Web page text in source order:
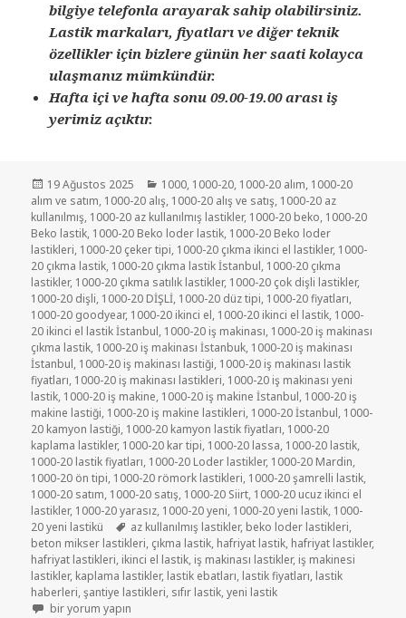
bilgiye telefonla arayarak sahip olabilirsiniz.
Lastik markaları, fiyatları ve diğer teknik
özellikler için bizlere günün her saati kolayca
ulaşmanız mümkündür.
Hafta içi ve hafta sonu 09.00-19.00 arası iş
yerimiz açıktır.
Yayın
tarihi
19 Ağustos 2025 Kategoriler
1000, 1000-20, 1000-20 alım, 1000-20
alım ve satım, 1000-20 alış, 1000-20 alış ve satış, 1000-20 az
kullanılmış, 1000-20 az kullanılmış lastikler, 1000-20 beko, 1000-20
Beko lastik, 1000-20 Beko loder lastik, 1000-20 Beko loder
lastikleri, 1000-20 çeker tipi, 1000-20 çıkma ikinci el lastikler, 1000-
20 çıkma lastik, 1000-20 çıkma lastik İstanbul, 1000-20 çıkma
lastikler, 1000-20 çıkma satılık lastikler, 1000-20 çok dişli lastikler,
1000-20 dişli, 1000-20 DİŞLİ, 1000-20 düz tipi, 1000-20 fiyatları,
1000-20 goodyear, 1000-20 ikinci el, 1000-20 ikinci el lastik, 1000-
20 ikinci el lastik İstanbul, 1000-20 iş makinası, 1000-20 iş makinası
çıkma lastik, 1000-20 iş makinası İstanbuk, 1000-20 iş makinası
İstanbul, 1000-20 iş makinası lastiği, 1000-20 iş makinası lastik
fiyatları, 1000-20 iş makinası lastikleri, 1000-20 iş makinası yeni
lastik, 1000-20 iş makine, 1000-20 iş makine İstanbul, 1000-20 iş
makine lastiği, 1000-20 iş makine lastikleri, 1000-20 İstanbul, 1000-
20 kamyon lastiği, 1000-20 kamyon lastik fiyatları, 1000-20
kaplama lastikler, 1000-20 kar tipi, 1000-20 lassa, 1000-20 lastik,
1000-20 lastik fiyatları, 1000-20 Loder lastikler, 1000-20 Mardin,
1000-20 ön tipi, 1000-20 römork lastikleri, 1000-20 şamrelli lastik,
1000-20 satım, 1000-20 satış, 1000-20 Siirt, 1000-20 ucuz ikinci el
lastikler, 1000-20 yarasız, 1000-20 yeni, 1000-20 yeni lastik, 1000-
20 yeni lastikü
Etiketler
az kullanılmış lastikler, beko loder lastikleri,
beton mikser lastikleri, çıkma lastik, hafriyat lastik, hafriyat lastikler,
hafriyat lastikleri, ikinci el lastik, iş makinası lastikler, iş makinesi
lastikler, kaplama lastikler, lastik ebatları, lastik fiyatları, lastik
haberleri,şantiye lastikleri, sıfır lastik,yeni lastik
1000-20 BEKO LODER LASTİKLER için
bir yorum yapın